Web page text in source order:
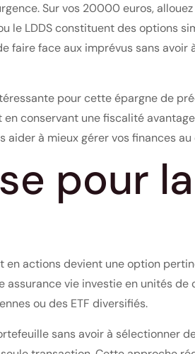
Sur vos 20000 euros,
LDDS constituent des options
faire face aux imprévus sans
pour cette épargne de
conservant une fiscalité
à mieux gérer vos finances
pour
en actions devient une option
vie investie en unités
ou des ETF diversifiés.
sans avoir à sélectionner